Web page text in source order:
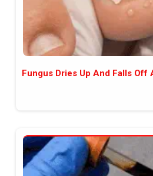
Fungus Dries Up And Falls Off